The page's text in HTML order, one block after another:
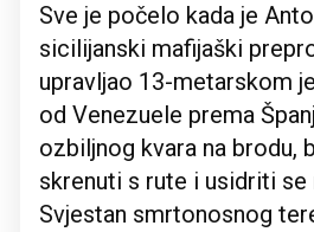
Sve je počelo kada je
sicilijanski mafijaški
upravljao 13-metarskom
od Venezuele prema
ozbiljnog kvara na brodu,
skrenuti s rute i usidriti se
Svjestan smrtonosnog